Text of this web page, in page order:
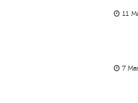
11
7